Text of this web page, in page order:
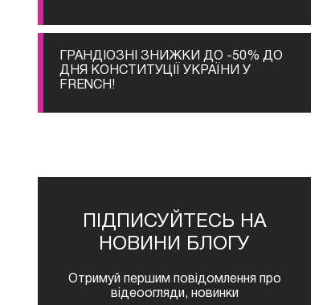
ГРАНДІОЗНІ ЗНИЖКИ ДО -50% ДО
ДНЯ КОНСТИТУЦІЇ УКРАЇНИ У
FRENCH!
ПІДПИСУЙТЕСЬ НА
НОВИНИ БЛОГУ
Отримуй першим повідомлення про
відеоогляди, новинки